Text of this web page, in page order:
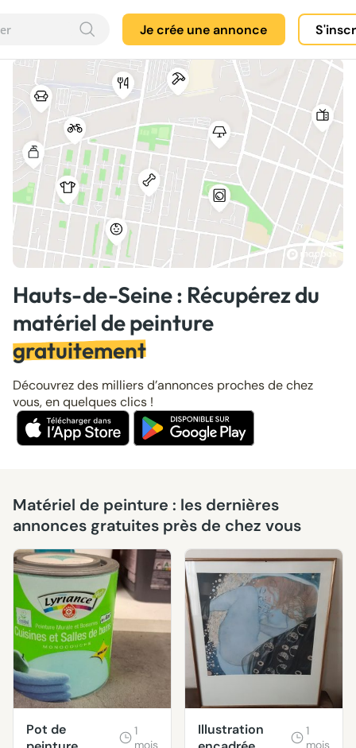
Je crée une annonce
Hauts-de-Seine : Récupérez du
matériel de peinture
gratuitement
Découvrez des milliers d’annonces proches de chez
vous, en quelques clics !
Matériel de peinture : les dernières
annonces gratuites près de chez vous
Pot de
1
mois
Illustration
1
mois